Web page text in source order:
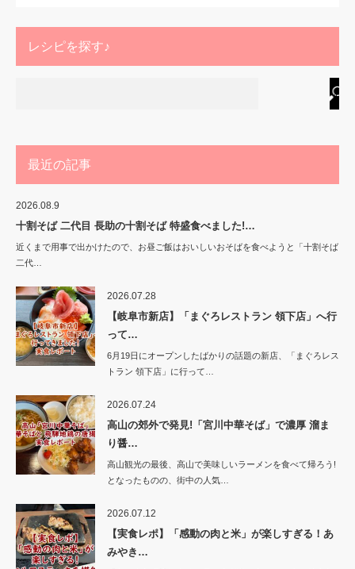
レシピを探す♪
最近の記事
2026.08.9
十割そば 二代目 長助の十割そば 特盛食べました!…
近くまで用事で出かけたので、お昼ご飯はおいしいおそばを食べようと「十割そば
二代…
2026.07.28
【岐阜市新店】「まぐろレストラン 領下店」へ行
って…
6月19日にオープンしたばかりの話題の新店、「まぐろレス
トラン 領下店」に行って…
2026.07.24
高山の郊外で発見!「宮川中華そば」で濃厚 溜ま
り醤…
高山観光の最後、高山で美味しいラーメンを食べて帰ろう!
となったものの、街中の人気…
2026.07.12
【実食レポ】「感動の肉と米」が楽しすぎる！あ
みやき…